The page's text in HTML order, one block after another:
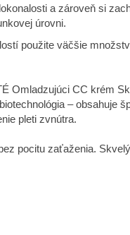
a zároveň si
úrovni.
použite väčšie
Omladzujúci CC krém
– obsahuje
pleti zvnútra.
pocitu zaťaženia.